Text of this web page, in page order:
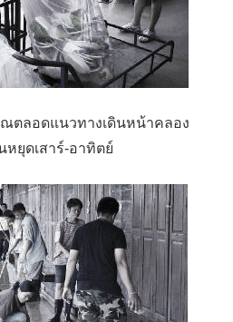
ณตลอดแนวทางเดินหน้าคลอง
หยุดเสาร์-อาทิตย์